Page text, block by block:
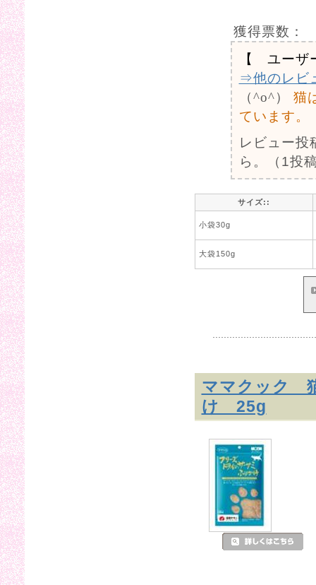
獲得票数：
【 ユーザ
⇒他のレビ
（^o^）
猫
ています。
レビュー投
ら。（1投
サイズ::
小袋30g
大袋150g
ママクック
け 25g